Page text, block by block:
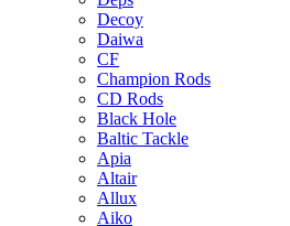
Decoy
Daiwa
CF
Champion Rods
CD Rods
Black Hole
Baltic Tackle
Apia
Altair
Allux
Aiko